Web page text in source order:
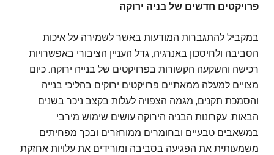
פרויקטים חדשים של בניה ירוקה
במקביל להתגברות המודעות באשר לשמירה על איכות
הסביבה ולחיסכון באנרגיה, גדל העניין הציבורי באפשרויות
רכישה והשקעה הקשורות בפרויקטים של בנייה ירוקה. כיום
מצויים למעלה ממאתיים פרויקטים ירוקים בהליכי בנייה
והסמכת תקנים, מגמה הצפויה לעלות בקצב ניכר בשנים
הבאות. עקרונות הבניה הירוקה עושים שימוש מירבי
במשאבים טבעיים ובחומרים ממוחזרים ובכך מפחיתים
משמעותית את הפגיעה בסביבה ומורידים את עלויות אחזקת